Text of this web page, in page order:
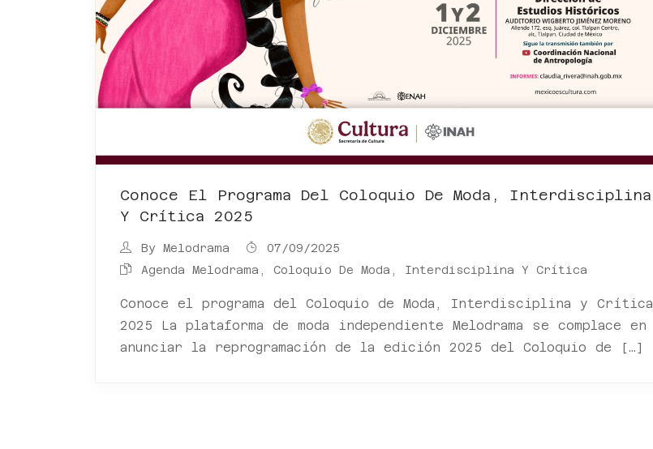
Conoce El Programa Del Coloquio De Moda, Interdisciplina
Y Crítica 2025
By Melodrama
07/09/2025
Agenda Melodrama
Coloquio De Moda, Interdisciplina Y Crítica
Conoce el programa del Coloquio de Moda, Interdisciplina y Crítica
2025 La plataforma de moda independiente Melodrama se complace en
anunciar la reprogramación de la edición 2025 del Coloquio de […]